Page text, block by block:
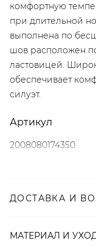
комфортную
при длительной
выполнена по
шов расположен
ластовицей.
обеспечивает
силуэт.
Артикул
2008080174350
– Дизайн: Санкт-
– Высокая посадка;
ДОСТАВКА И
МАТЕРИАЛ И